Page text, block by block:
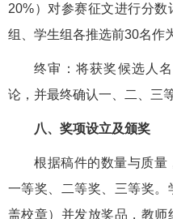
20%）对参赛征文进行分
组、学生组各推选前30名作
终审：将获奖候选人
论，并最终确认一、二、三
八、奖项设立及颁奖
根据稿件的数量与质量
一等奖、二等奖、三等奖
盖校章）并发放奖品，教